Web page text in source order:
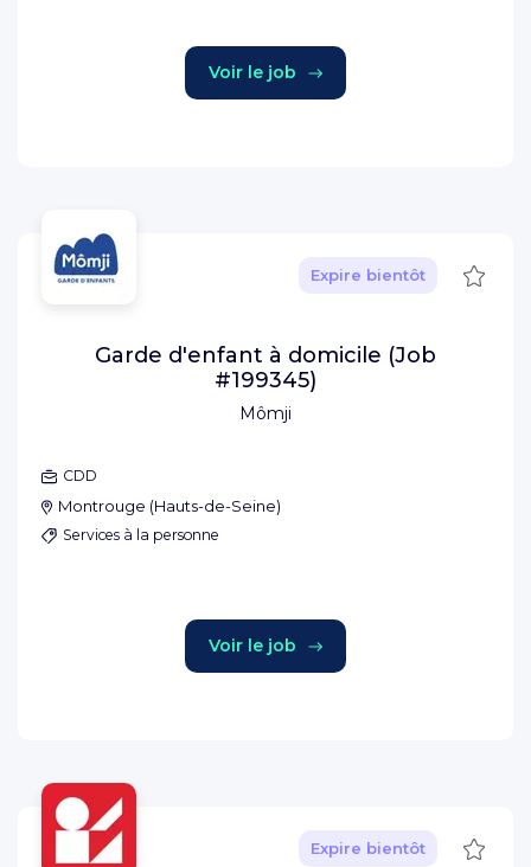
Voir le job
Mômji
Expire bientôt
Garde d'enfant à domicile (Job
#199345)
CDD
Montrouge (Hauts-de-Seine)
Services à la personne
Voir le job
Expire bientôt